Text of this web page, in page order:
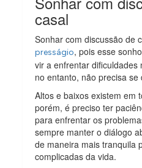
casal
Sonhar com discussão de
presságio, pois esse
vir a enfrentar dificuldades
no entanto, não precisa se
Altos e baixos existem em
porém, é preciso ter
para enfrentar os
sempre manter o diálogo
de maneira mais tranquila
complicadas da vida.